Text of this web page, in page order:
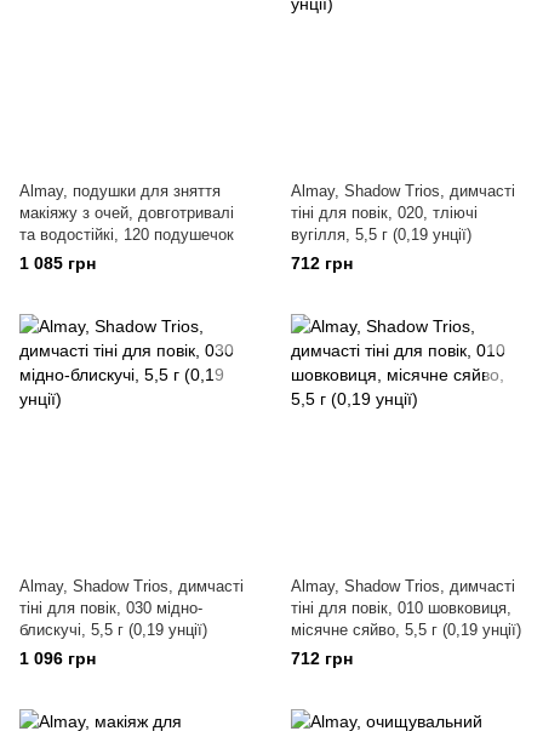
Almay, подушки для зняття
макіяжу з очей, довготривалі
та водостійкі, 120 подушечок
1 085 грн
Almay, Shadow Trios, димчасті
тіні для повік, 020, тліючі
вугілля, 5,5 г (0,19 унції)
712 грн
Almay, Shadow Trios, димчасті
тіні для повік, 030 мідно-
блискучі, 5,5 г (0,19 унції)
1 096 грн
Almay, Shadow Trios, димчасті
тіні для повік, 010 шовковиця,
місячне сяйво, 5,5 г (0,19 унції)
712 грн